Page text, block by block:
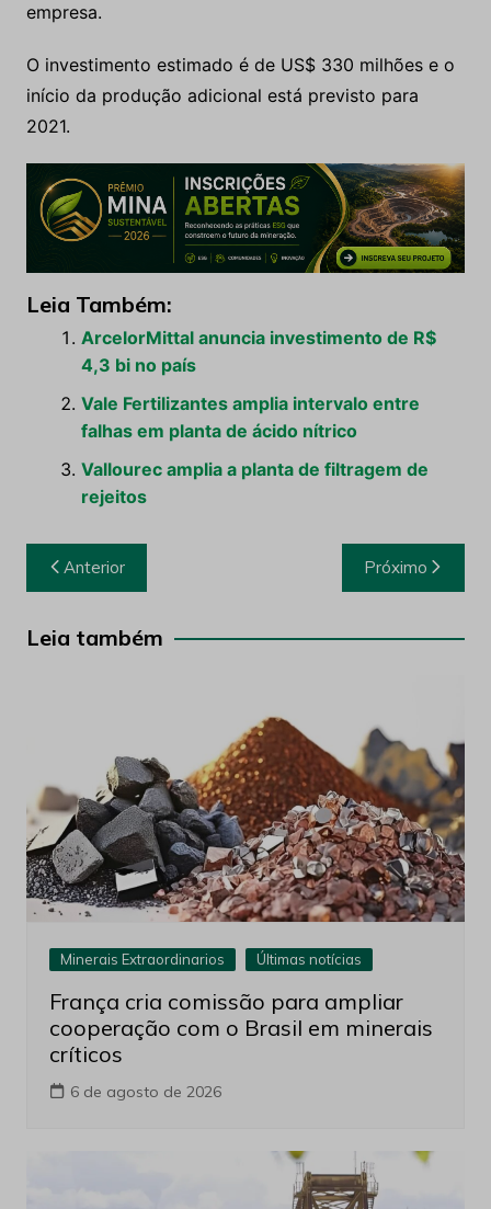
empresa.
O investimento estimado é de US$ 330 milhões e o
início da produção adicional está previsto para
2021.
Leia Também:
ArcelorMittal anuncia investimento de R$
4,3 bi no país
Vale Fertilizantes amplia intervalo entre
falhas em planta de ácido nítrico
Vallourec amplia a planta de filtragem de
rejeitos
Navegação
de
Post
Anterior Próximo
Leia também
Minerais Extraordinarios Últimas notícias
França cria comissão para ampliar
cooperação com o Brasil em minerais
críticos
6 de agosto de 2026